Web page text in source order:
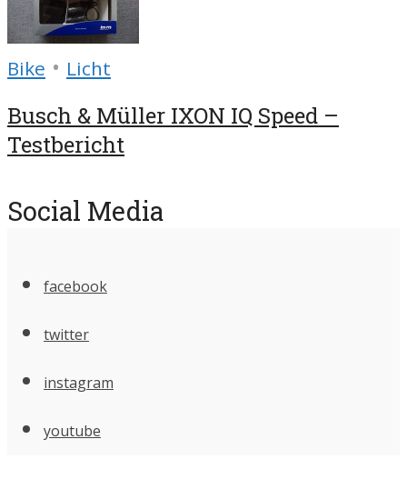
Bike • Licht
Busch & Müller IXON IQ Speed –
Testbericht
Social Media
facebook
twitter
instagram
youtube